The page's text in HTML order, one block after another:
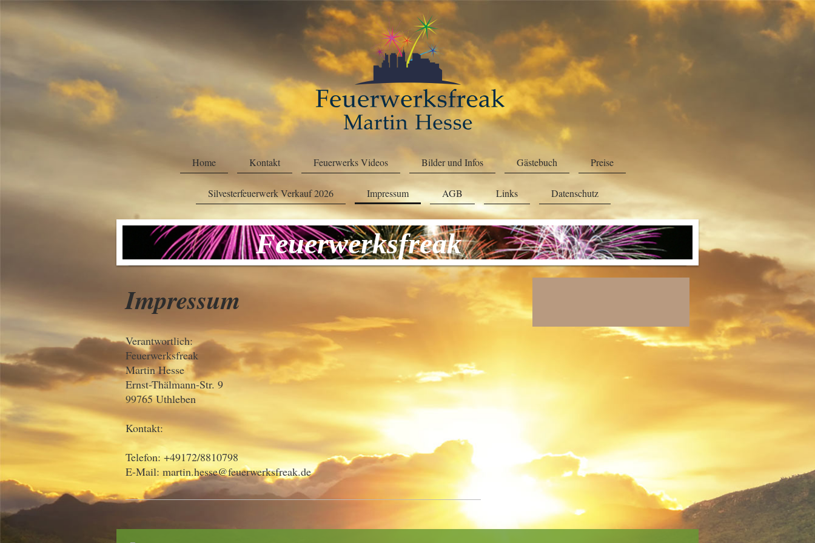
Home Kontakt Feuerwerks Videos Bilder und Infos Gästebuch Preise
Silvesterfeuerwerk Verkauf 2026 Impressum AGB Links Datenschutz
Feuerwerksfreak
Impressum
Verantwortlich:
Feuerwerksfreak
Martin Hesse
Ernst-Thälmann-Str. 9
99765 Uthleben
Kontakt:
Telefon: +49172/8810798
E-Mail: martin.hesse@feuerwerksfreak.de